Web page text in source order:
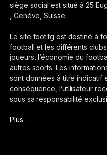
siège social est situé à 25
, Genève, Suisse.
Le site foot.tg est destiné à
football et les différents
joueurs, l’économie du
autres sports. Les
sont données à titre indicatif
conséquence, l’utilisateur
sous sa responsabilité
Plus …